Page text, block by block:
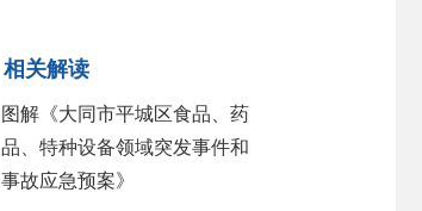
相关解读
图解《大同市平城区食品、药
品、特种设备领域突发事件和
事故应急预案》